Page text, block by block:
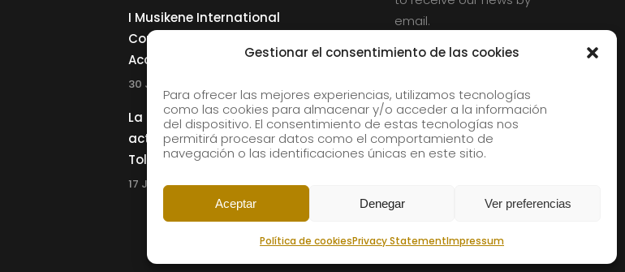
Gestionar el consentimiento de las cookies
Para ofrecer las mejores experiencias, utilizamos tecnologías
como las cookies para almacenar y/o acceder a la información
del dispositivo. El consentimiento de estas tecnologías nos
permitirá procesar datos como el comportamiento de
navegación o las identificaciones únicas en este sitio.
Aceptar Denegar Ver preferencias
Política de cookiesPrivacy StatementImpressum
I Musikene International
Competition for Young
Accordionists
30 July, 2026
La Musikene Big Band
actuará junto a Charles
Tolliver en el 61 Jazzaldia
17 July, 2026
email.